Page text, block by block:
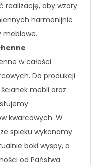
realizację, aby wzory
harmonijnie
meblowe.
w całości
Do produkcji
mebli oraz
kwarcowych. W
spieku wykonamy
boki wyspy, a
od Państwa